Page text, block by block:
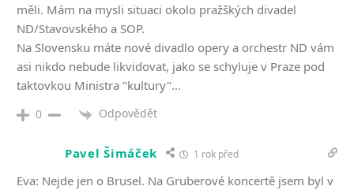
měli. Mám na mysli situaci okolo pražškých divadel
ND/Stavovského a SOP.
Na Slovensku máte nové divadlo opery a orchestr ND vám
asi nikdo nebude likvidovat, jako se schyluje v Praze pod
taktovkou Ministra "kultury"…
0 Odpovědět
Pavel Šimáček 1 rok před
Eva: Nejde jen o Brusel. Na Gruberové koncertě jsem byl v